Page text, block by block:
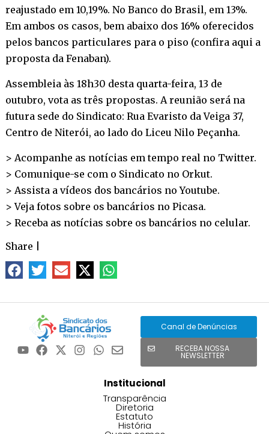
reajustado em 10,19%. No Banco do Brasil, em 13%.
Em ambos os casos, bem abaixo dos 16% oferecidos
pelos bancos particulares para o piso (confira aqui a
proposta da Fenaban).
Assembleia às 18h30 desta quarta-feira, 13 de
outubro, vota as três propostas. A reunião será na
futura sede do Sindicato: Rua Evaristo da Veiga 37,
Centro de Niterói, ao lado do Liceu Nilo Peçanha.
> Acompanhe as notícias em tempo real no Twitter.
> Comunique-se com o Sindicato no Orkut.
> Assista a vídeos dos bancários noYoutube.
> Veja fotos sobre os bancários no Picasa.
> Receba as notícias sobre os bancários no celular.
Share
Canal de Denúncias
RECEBA NOSSA
NEWSLETTER
Institucional
Transparência
Diretoria
Estatuto
História